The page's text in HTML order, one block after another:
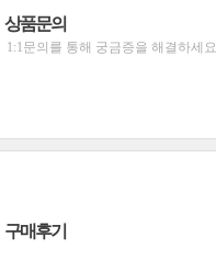
상품문의
1:1문의를 통해 궁금증을 해결하세요.
구매후기